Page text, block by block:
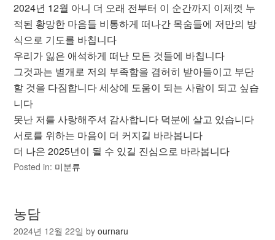
2024년 12월 아니 더 오래 전부터 이 순간까지 이제껏 누
적된 황망한 마음들 비통하게 떠나간 목숨들에 저만의 방
식으로 기도를 바칩니다
우리가 잃은 애석하게 떠난 모든 것들에 바칩니다
그것과는 별개로 저의 부족함을 겸허히 받아들이고 부단
할 것을 다짐합니다 세상에 도움이 되는 사람이 되고 싶습
니다
못난 저를 사랑해주셔 감사합니다 덕분에 살고 있습니다
서로를 위하는 마음이 더 커지길 바라봅니다
더 나은 2025년이 될 수 있길 진심으로 바라봅니다
Posted in: 미분류
농담
2024년 12월 22일 byournaru